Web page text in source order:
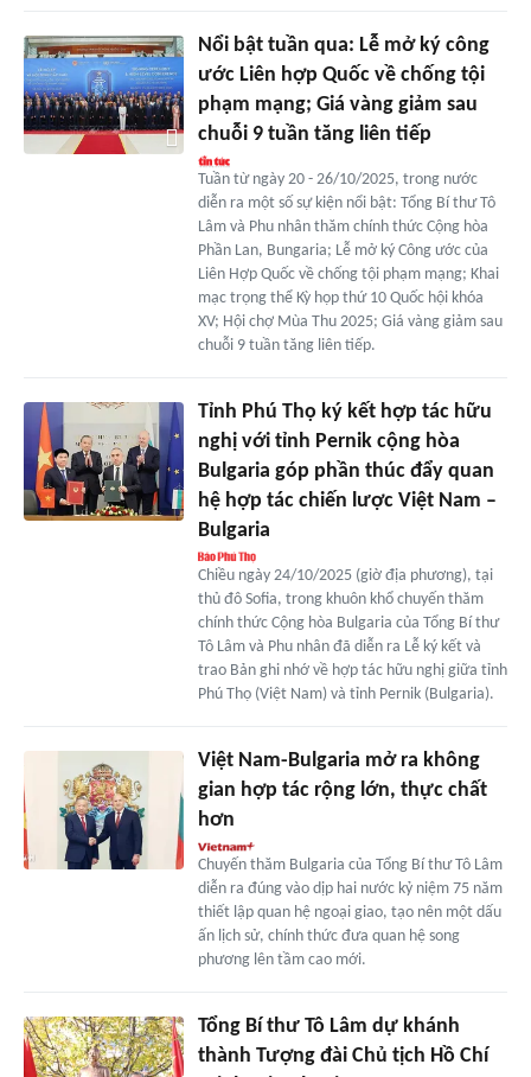
Nổi bật tuần qua: Lễ mở ký công
ước Liên hợp Quốc về chống tội
phạm mạng; Giá vàng giảm sau
chuỗi 9 tuần tăng liên tiếp
Tuần từ ngày 20 - 26/10/2025, trong nước
diễn ra một số sự kiện nổi bật: Tổng Bí thư Tô
Lâm và Phu nhân thăm chính thức Cộng hòa
Phần Lan, Bungaria; Lễ mở ký Công ước của
Liên Hợp Quốc về chống tội phạm mạng; Khai
mạc trọng thể Kỳ họp thứ 10 Quốc hội khóa
XV; Hội chợ Mùa Thu 2025; Giá vàng giảm sau
chuỗi 9 tuần tăng liên tiếp.
Tỉnh Phú Thọ ký kết hợp tác hữu
nghị với tỉnh Pernik cộng hòa
Bulgaria góp phần thúc đẩy quan
hệ hợp tác chiến lược Việt Nam –
Bulgaria
Chiều ngày 24/10/2025 (giờ địa phương), tại
thủ đô Sofia, trong khuôn khổ chuyến thăm
chính thức Cộng hòa Bulgaria của Tổng Bí thư
Tô Lâm và Phu nhân đã diễn ra Lễ ký kết và
trao Bản ghi nhớ về hợp tác hữu nghị giữa tỉnh
Phú Thọ (Việt Nam) và tỉnh Pernik (Bulgaria).
Việt Nam-Bulgaria mở ra không
gian hợp tác rộng lớn, thực chất
hơn
Chuyến thăm Bulgaria của Tổng Bí thư Tô Lâm
diễn ra đúng vào dịp hai nước kỷ niệm 75 năm
thiết lập quan hệ ngoại giao, tạo nên một dấu
ấn lịch sử, chính thức đưa quan hệ song
phương lên tầm cao mới.
Tổng Bí thư Tô Lâm dự khánh
thành Tượng đài Chủ tịch Hồ Chí